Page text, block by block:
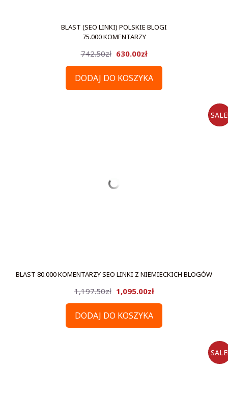
BLAST (SEO LINKI) POLSKIE BLOGI
75.000 KOMENTARZY
742.50zł Pierwotna
cena
630.00złAktualna
cena
DODAJ DO KOSZYKA
BLAST 80.000 KOMENTARZY SEO LINKI Z NIEMIECKICH BLOGÓW
1,197.50zł Pierwotna
cena
1,095.00złAktualna
cena
DODAJ DO KOSZYKA